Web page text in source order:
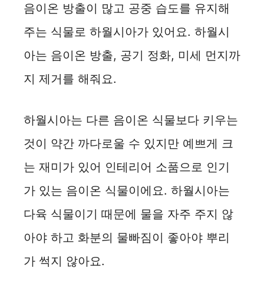
음이온 방출이 많고 공중 습도를 유지해
주는 식물로 하월시아가 있어요. 하월시
아는 음이온 방출, 공기 정화, 미세 먼지까
지 제거를 해줘요.
하월시아는 다른 음이온 식물보다 키우는
것이 약간 까다로울 수 있지만 예쁘게 크
는 재미가 있어 인테리어 소품으로 인기
가 있는 음이온 식물이에요. 하월시아는
다육 식물이기 때문에 물을 자주 주지 않
아야 하고 화분의 물빠짐이 좋아야 뿌리
가 썩지 않아요.